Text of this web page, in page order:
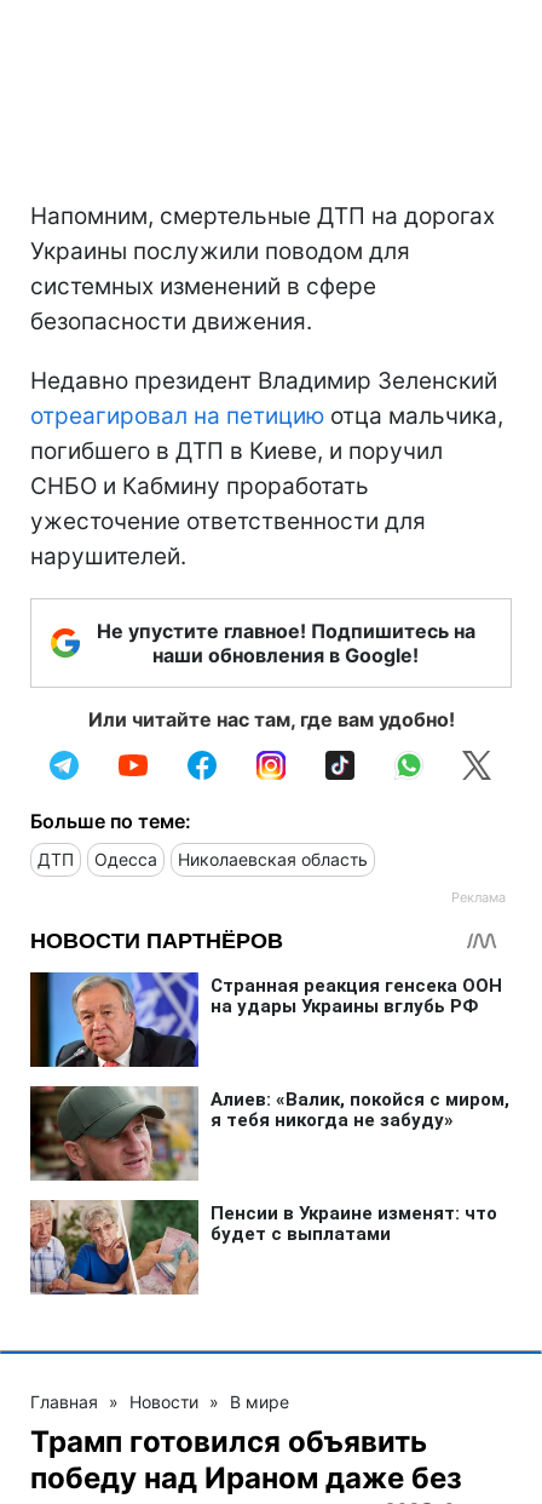
Напомним, смертельные ДТП на дорогах
Украины послужили поводом для
системных изменений в сфере
безопасности движения.
Недавно президент Владимир Зеленский
отреагировал на петицию отца мальчика,
погибшего в ДТП в Киеве, и поручил
СНБО и Кабмину проработать
ужесточение ответственности для
нарушителей.
Не упустите главное! Подпишитесь на
наши обновления в Google!
Или читайте нас там, где вам удобно!
Больше по теме:
ДТП Одесса Николаевская область
Главная » Новости » В мире
Трамп готовился объявить
победу над Ираном даже без